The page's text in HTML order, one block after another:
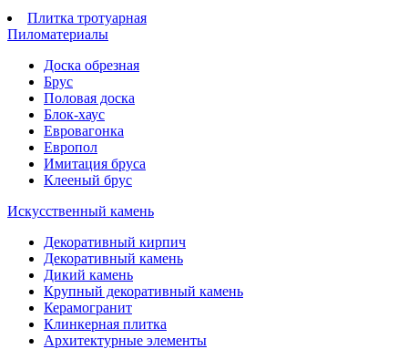
Плитка тротуарная
Пиломатериалы
Доска обрезная
Брус
Половая доска
Блок-хаус
Евровагонка
Европол
Имитация бруса
Клееный брус
Искусственный камень
Декоративный кирпич
Декоративный камень
Дикий камень
Крупный декоративный камень
Керамогранит
Клинкерная плитка
Архитектурные элементы